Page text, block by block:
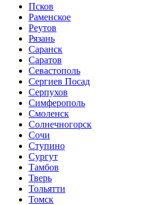
Псков
Раменское
Реутов
Рязань
Саранск
Саратов
Севастополь
Сергиев Посад
Серпухов
Симферополь
Смоленск
Солнечногорск
Сочи
Ступино
Сургут
Тамбов
Тверь
Тольятти
Томск